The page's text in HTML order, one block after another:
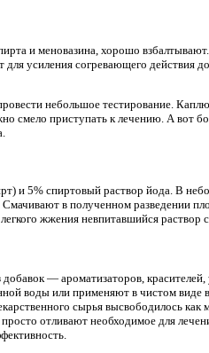
и меновазина, хорошо
усиления согревающего действия
небольшое тестирование.
смело приступать к лечению. А вот
и 5% спиртовый раствор йода. В
в полученном разведении
жжения невпитавшийся
— ароматизаторов,
воды или применяют в чистом виде
сырья высвободилось
отливают необходимое для